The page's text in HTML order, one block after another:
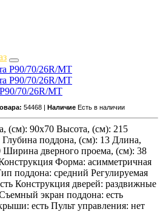
70/26R/MT
54468 | Наличие Есть в наличии
(см): 90x70 Высота, (см): 215
поддона, (см): 13 Длина,
дверного проема, (см): 38
Форма: асимметричная
поддона: средний Регулируемая
Конструкция дверей: раздвижные
экран поддона: есть
есть Пульт управления: нет